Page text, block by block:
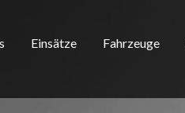
Einsätze Fahrzeuge